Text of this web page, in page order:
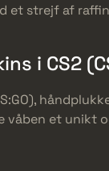
et strejf af
i CS2
et unikt